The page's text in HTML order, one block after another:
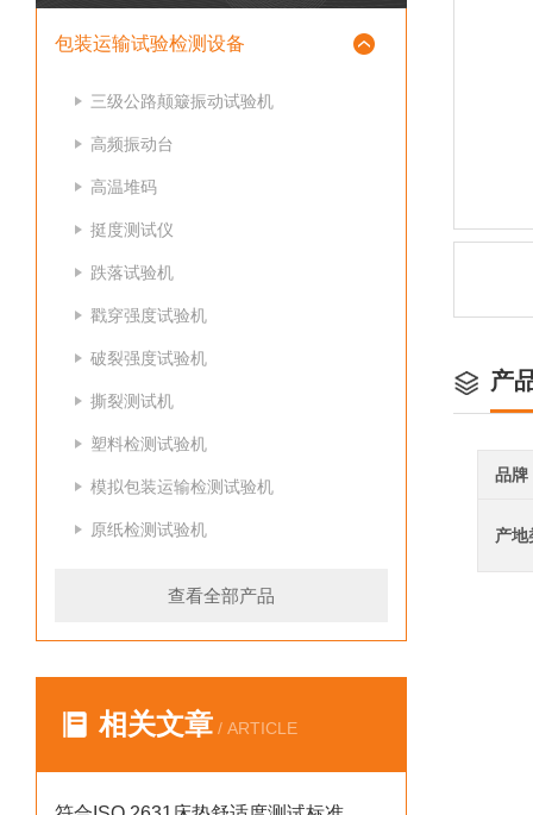
包装运输试验检测设备
三级公路颠簸振动试验机
高频振动台
高温堆码
挺度测试仪
跌落试验机
戳穿强度试验机
破裂强度试验机
撕裂测试机
塑料检测试验机
模拟包装运输检测试验机
原纸检测试验机
查看全部产品
相关文章 / ARTICLE
产
品牌
产地